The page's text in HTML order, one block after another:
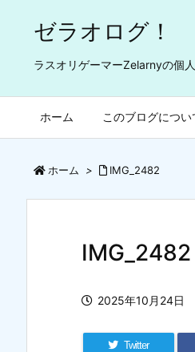
ゼラオログ！
ラスオリゲーマーZelarnyの個
ホーム このブログについ
ホーム > IMG_2482
IMG_2482
2025年10月24日
Twitter